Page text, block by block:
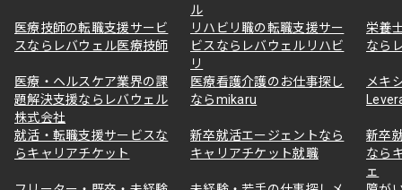
ル
医療技師の転職支援サービ
スならレバウェル医療技師
リハビリ職の転職支援サー
ビスならレバウェルリハビ
リ
栄養
なら
医療・ヘルスケア業界の課
題解決支援ならレバウェル
株式会社
医療看護介護のお仕事探し
ならmikaru
メキ
就活・転職支援サービスな
らキャリアチケット
新卒就活エージェントなら
キャリアチケット就職
新卒
なら
ェ